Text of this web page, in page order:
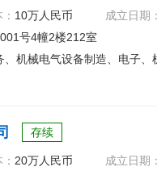
10万人民币
成立日期
号4幢2楼212室
、机械电气设备制造、电子
存续
20万人民币
成立日期